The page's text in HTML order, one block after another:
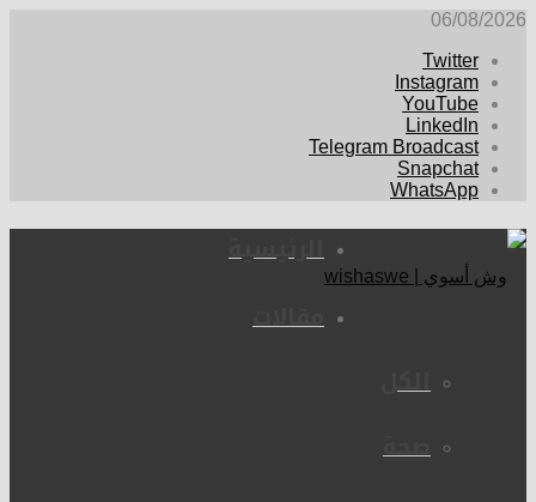
06/08/2026
Twitter
Instagram
YouTube
LinkedIn
Telegram Broadcast
Snapchat
WhatsApp
الرئيسية
مقالات
الكل
صحة